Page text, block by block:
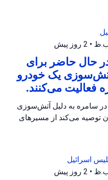
• 2 روز پیش
حال حاضر برای
یک خودرو
پلیس اریئیل ترافیک را در جاده ۵ در سامره به دلیل آتش‌سوزی
توصیه می‌کند از مسیرهای
اسرائیل
• 2 روز پیش